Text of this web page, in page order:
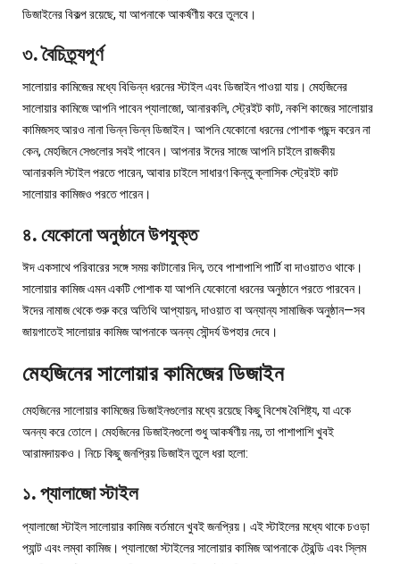
ডিজাইনের বিকল্প রয়েছে, যা আপনাকে আকর্ষণীয় করে তুলবে।
৩. বৈচিত্র্যপূর্ণ
সালোয়ার কামিজের মধ্যে বিভিন্ন ধরনের স্টাইল এবং ডিজাইন পাওয়া যায়। মেহজিনের
সালোয়ার কামিজে আপনি পাবেন প্যালাজো, আনারকলি, স্ট্রেইট কাট, নকশি কাজের সালোয়ার
কামিজসহ আরও নানা ভিন্ন ভিন্ন ডিজাইন। আপনি যেকোনো ধরনের পোশাক পছন্দ করেন না
কেন, মেহজিনে সেগুলোর সবই পাবেন। আপনার ঈদের সাজে আপনি চাইলে রাজকীয়
আনারকলি স্টাইল পরতে পারেন, আবার চাইলে সাধারণ কিন্তু ক্লাসিক স্ট্রেইট কাট
সালোয়ার কামিজও পরতে পারেন।
৪. যেকোনো অনুষ্ঠানে উপযুক্ত
ঈদ একসাথে পরিবারের সঙ্গে সময় কাটানোর দিন, তবে পাশাপাশি পার্টি বা দাওয়াতও থাকে।
সালোয়ার কামিজ এমন একটি পোশাক যা আপনি যেকোনো ধরনের অনুষ্ঠানে পরতে পারবেন।
ঈদের নামাজ থেকে শুরু করে অতিথি আপ্যায়ন, দাওয়াত বা অন্যান্য সামাজিক অনুষ্ঠান—সব
জায়গাতেই সালোয়ার কামিজ আপনাকে অনন্য সৌন্দর্য উপহার দেবে।
মেহজিনের সালোয়ার কামিজের ডিজাইন
মেহজিনের সালোয়ার কামিজের ডিজাইনগুলোর মধ্যে রয়েছে কিছু বিশেষ বৈশিষ্ট্য, যা একে
অনন্য করে তোলে। মেহজিনের ডিজাইনগুলো শুধু আকর্ষণীয় নয়, তা পাশাপাশি খুবই
আরামদায়কও। নিচে কিছু জনপ্রিয় ডিজাইন তুলে ধরা হলো:
১. প্যালাজো স্টাইল
প্যালাজো স্টাইল সালোয়ার কামিজ বর্তমানে খুবই জনপ্রিয়। এই স্টাইলের মধ্যে থাকে চওড়া
প্যান্ট এবং লম্বা কামিজ। প্যালাজো স্টাইলের সালোয়ার কামিজ আপনাকে ট্রেন্ডি এবং স্লিম